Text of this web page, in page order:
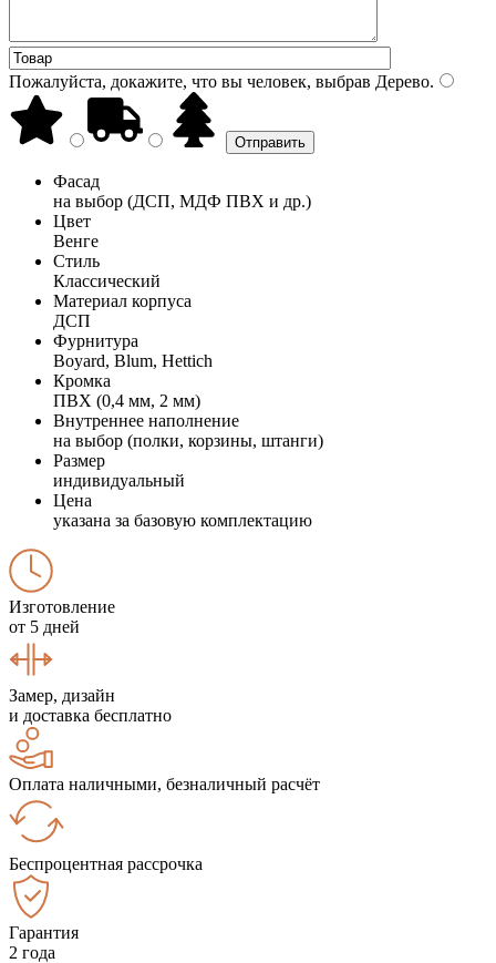
Пожалуйста, докажите, что вы человек, выбрав Дерево.
Фасад
на выбор (ДСП, МДФ ПВХ и др.)
Цвет
Венге
Стиль
Классический
Материал корпуса
ДСП
Фурнитура
Boyard, Blum, Hettich
Кромка
ПВХ (0,4 мм, 2 мм)
Внутреннее наполнение
на выбор (полки, корзины, штанги)
Размер
индивидуальный
Цена
указана за базовую комплектацию
Изготовление
от 5 дней
Замер, дизайн
и доставка бесплатно
Оплата наличными, безналичный расчёт
Беспроцентная рассрочка
Гарантия
2 года